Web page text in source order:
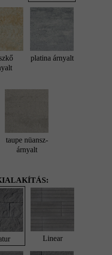
platina árnyalt
taupe nüansz-
árnyalt
Linear